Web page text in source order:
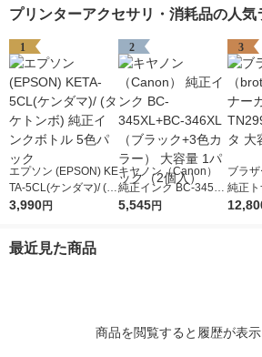
プリンターアクセサリ・消耗品の人気
1
エプソン (EPSON) KE
TA-5CL(ケンダマ)/ (タ
ケトンボ) 純正インク
3,990円
2
キヤノン（Canon）
純正インク BC-345XL
+BC-346XL （ブラッ
5,545円
3
ブラザ
純正
ジ
最近見た商品
商品を閲覧すると履歴が表